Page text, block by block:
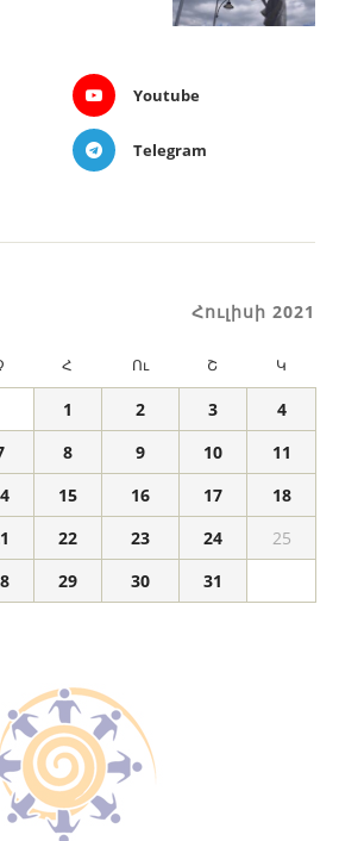
Youtube
Telegram
Հուլիսի 2021
Հ Ու Շ Կ
1 2 3
4
8 9 10
11
15 16 17
18
22 23 24
25
29 30
31